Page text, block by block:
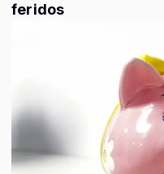
feridos